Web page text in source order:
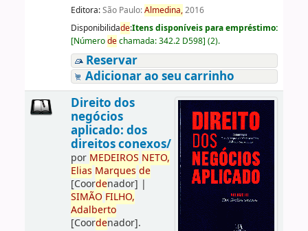
Editora:São Paulo:Almedina,2016
Disponibilidade:Itens disponíveis para empréstimo:
[Númerodechamada:342.2 D598] (2).
Reservar
Adicionar ao seu carrinho
Direito dos
negócios
aplicado: dos
direitos conexos/
por MEDEIROS NETO,
Elias Marques de
[Coordenador] |
SIMÃO FILHO,
Adalberto
[Coordenador].